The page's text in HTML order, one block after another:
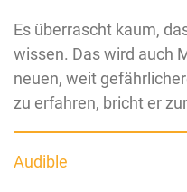
Es überrascht kaum,
wissen. Das wird auch
neuen, weit
zu erfahren, bricht er
Audible